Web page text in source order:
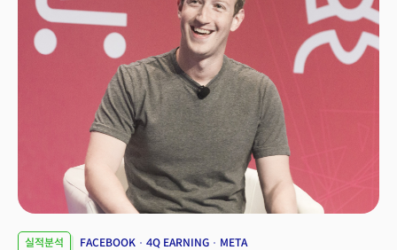
아이패드 컴퓨터 부문의 매출 증가가 전체 실적을 견인했지만 핵심 사업
부문이자 핵심 시장인 아이폰의 중국 매출 부진에 애플의 주가는 실적 발표
직후 1.2%가량 하락했다. 하지만 팀 쿡 애플 CEO가 컨퍼런스콜을 통해 3분기
긍정적인 실적 전망을 제시하며 주가는 상승 반전했다.
실적분석 FACEBOOK 4Q EARNING META